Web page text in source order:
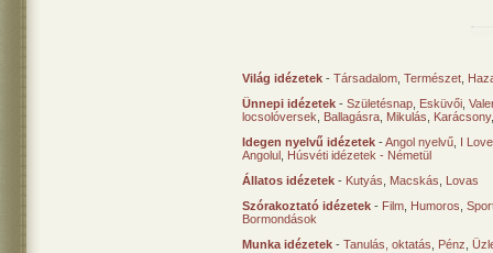
Világ idézetek - Társadalom Természet
Ünnepi idézetek - Születésnap Esküvői
locsolóversek
Ballagásra Mikulás Karácsony
Idegen nyelvű idézetek -Angol nyelvű I
Angolul Húsvéti idézetek - Németül
Állatos idézetek - Kutyás Macskás
Lovas
Szórakoztató idézetek - Film Humoros
Bormondások
Munka idézetek - Tanulás, oktatás Pénz